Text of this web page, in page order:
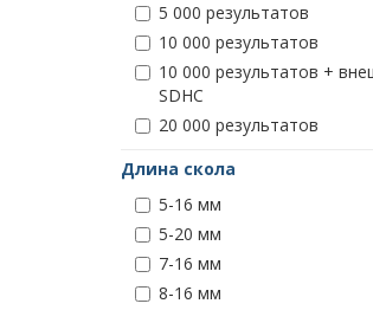
5 000 результатов
10 000 результатов
10 000 результатов +
SDHC
20 000 результатов
Длина скола
5-16 мм
5-20 мм
7-16 мм
8-16 мм